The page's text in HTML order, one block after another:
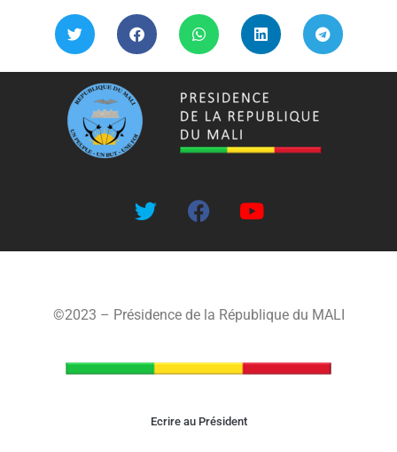
©2023 – Présidence de la République du MALI
Ecrire au Président